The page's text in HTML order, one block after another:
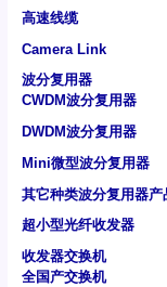
高速线缆
Camera Link
波分复用器
CWDM波分复用器
DWDM波分复用器
Mini微型波分复用器
其它种类波分复用器产
超小型光纤收发器
收发器交换机
全国产交换机